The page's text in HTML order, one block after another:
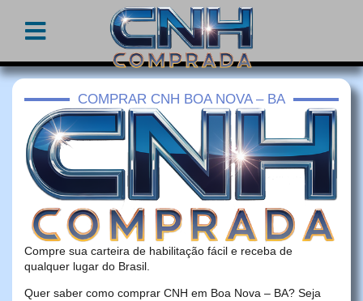
COMPRAR CNH BOA NOVA – BA
Compre sua carteira de habilitação fácil e receba de
qualquer lugar do Brasil.
Quer saber como comprar CNH em Boa Nova – BA? Seja